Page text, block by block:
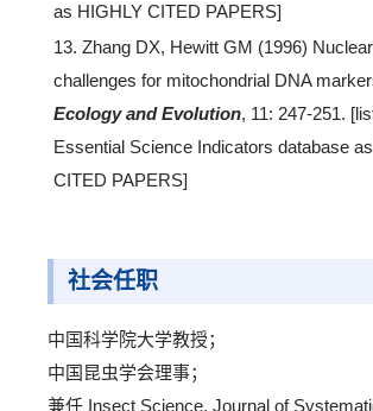
as HIGHLY CITED PAPERS]
13. Zhang DX, Hewitt GM (1996)
challenges for mitochondrial DNA
Ecology and Evolution, 11: 247-251.
Essential Science Indicators database
CITED PAPERS]
社会任职
中国科学院大学教授；
中国昆虫学会理事；
兼任 Insect Science, Journal of